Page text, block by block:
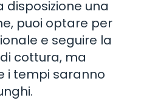
disposizione una
puoi optare per
e seguire la
cottura, ma
i tempi saranno